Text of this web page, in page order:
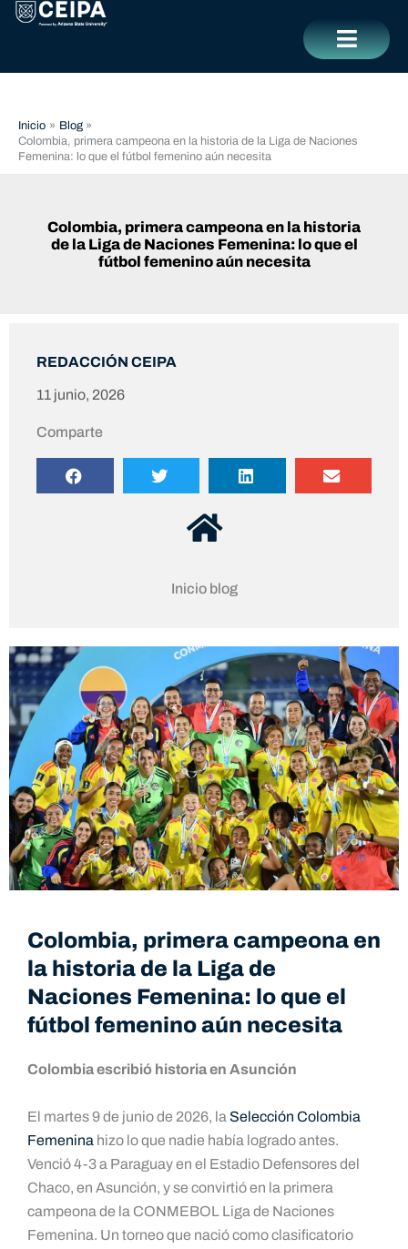
contenido
Inicio
Blog
Colombia, primera campeona en la historia de la Liga de Naciones
Femenina: lo que el fútbol femenino aún necesita
Colombia, primera campeona en la historia
de la Liga de Naciones Femenina: lo que el
fútbol femenino aún necesita
REDACCIÓN CEIPA
11 junio, 2026
Comparte
Inicio blog
Colombia, primera campeona en
la historia de la Liga de
Naciones Femenina: lo que el
fútbol femenino aún necesita
Colombia escribió historia en Asunción
El martes 9 de junio de 2026, la Selección Colombia
Femenina hizo lo que nadie había logrado antes.
Venció 4-3 a Paraguay en el Estadio Defensores del
Chaco, en Asunción, y se convirtió en la primera
campeona de la CONMEBOL Liga de Naciones
Femenina. Un torneo que nació como clasificatorio